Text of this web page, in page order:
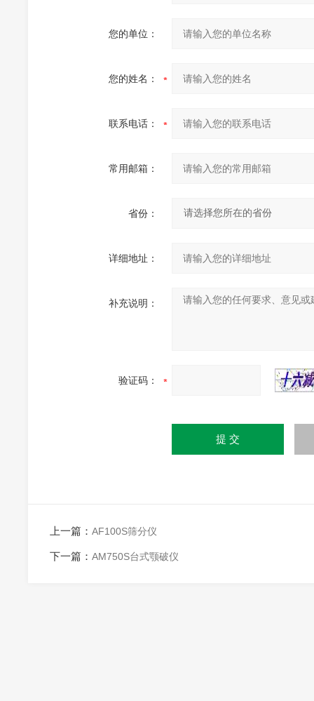
您的单位：
您的姓名：
联系电话：
常用邮箱：
省份：
详细地址：
补充说明：
验证码：
上一篇： AF100S筛分仪
下一篇： AM750S台式颚破仪